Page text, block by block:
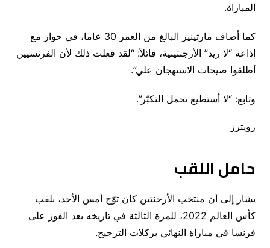
المباراة.
كما أضاف مارتينيز البالغ من العمر 30 عاما، في حوار مع
إذاعة “لا ريد” الأرجنتينية، قائلاً: “لقد فعلت ذلك لأن الفرنسيين
أطلقوا صيحات الاستهجان علي”.
وتابع: “لا أستطيع تحمل التكبّر”.
رويترز
حامل اللقب
يشار إلى أن منتخب الأرجنتين كان توّج أمس الأحد، بلقب
كأس العالم 2022، للمرة الثالثة في تاريخه بعد الفوز على
فرنسا في مباراة النهائي بركلات الترجيح.